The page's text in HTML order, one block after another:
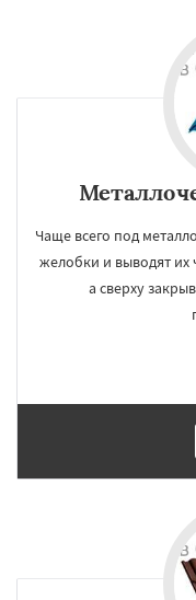
Чаще всего под
желобки и выводят их
а сверху